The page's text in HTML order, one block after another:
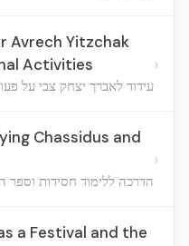
Avrech Yitzchak
Activities
עידוד לאברך יצחק צבי על
›
Chassidus and
הדרכה ללימוד חסידות וספר
›
a Festival and the